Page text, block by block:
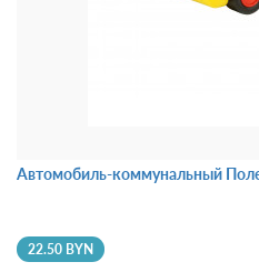
Автомобиль-коммунальный
22.50 BYN